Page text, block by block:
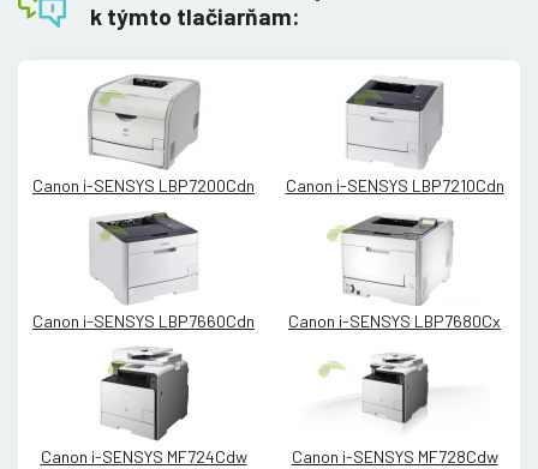
k týmto tlačiarňam:
Canon i-SENSYS LBP7200Cdn Canon i-SENSYS LBP7210Cdn
Canon i-SENSYS LBP7660Cdn Canon i-SENSYS LBP7680Cx
Canon i-SENSYS MF724Cdw Canon i-SENSYS MF728Cdw